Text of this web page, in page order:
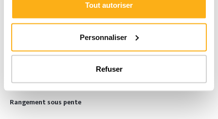
Tout autoriser
Personnaliser
Refuser
RÉALISATIONS PAR PIÈCE
Rangement sous pente